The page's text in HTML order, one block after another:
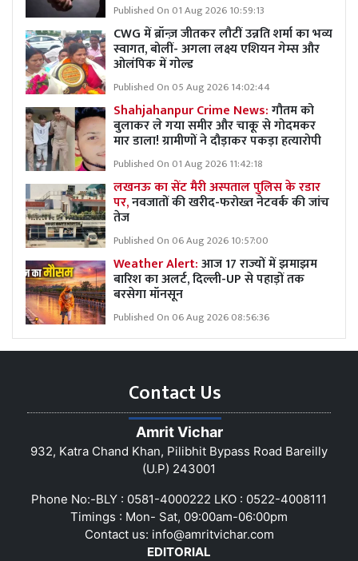
Published On 01 Aug 2026 10:59:13
CWG में ब्रॉन्ज़ जीतकर लौटीं उन्नति शर्मा का भव्य
स्वागत, बोलीं- अगला लक्ष्य एशियन गेम्स और
ओलंपिक में गोल्ड
Published On 05 Aug 2026 14:02:44
Shahjahanpur Crime News:गौतम को
बुलाकर ले गया समीर और चाकू से गोदमकर
मार डाला! ग्रामीणों ने दौड़ाकर पकड़ा हत्यारोपी
Published On 01 Aug 2026 11:42:18
लखनऊ का सेंट मैरी अस्पताल पुलिस के रडार
पर,नवजातों की खरीद-फरोख्त नेटवर्क की जांच
तेज
Published On 06 Aug 2026 10:57:00
Weather Alert:आज 17 राज्यों में झमाझम
बारिश का अलर्ट, दिल्ली-UP से पहाड़ों तक
बरसेगा मॉनसून
Published On 06 Aug 2026 08:56:36
Contact Us
Amrit Vichar
932, Katra Chand Khan, Pilibhit Bypass Road Bareilly
(U.P) 243001
Phone No:-BLY : 0581-4000222 LKO : 0522-4008111
Timings : Mon- Sat, 09:00am-06:00pm
Contact us: info@amritvichar.com
EDITORIAL